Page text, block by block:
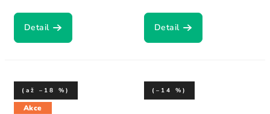
Detail Detail
Akce
(až –18 %) (–14 %)